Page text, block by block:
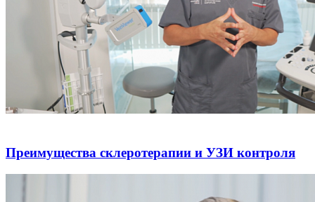
Преимущества склеротерапии и УЗИ контроля